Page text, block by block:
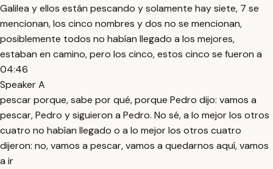
Galilea y ellos están pescando y solamente hay siete, 7 se
mencionan, los cinco nombres y dos no se mencionan,
posiblemente todos no habían llegado a los mejores,
estaban en camino, pero los cinco, estos cinco se fueron a
04:46
Speaker A
pescar porque, sabe por qué, porque Pedro dijo: vamos a
pescar, Pedro y siguieron a Pedro. No sé, a lo mejor los otros
cuatro no habían llegado o a lo mejor los otros cuatro
dijeron: no, vamos a pescar, vamos a quedarnos aquí, vamos
a ir